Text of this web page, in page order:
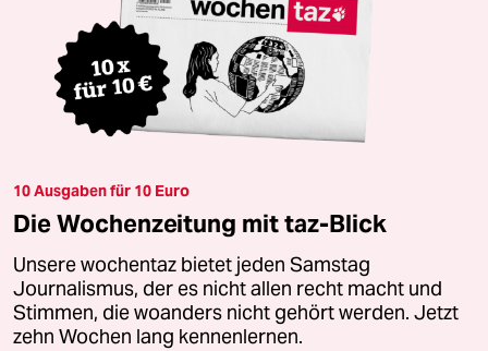
10 Ausgaben für 10 Euro
Die Wochenzeitung mit taz-Blick
Unsere wochentaz bietet jeden Samstag
Journalismus, der es nicht allen recht macht und
Stimmen, die woanders nicht gehört werden. Jetzt
zehn Wochen lang kennenlernen.